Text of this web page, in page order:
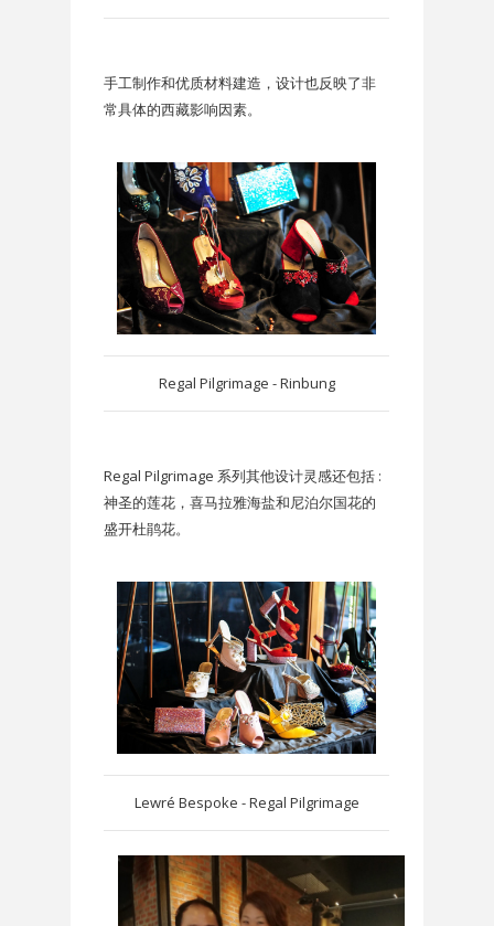
手工制作和优质材料建造，设计也反映了非
常具体的西藏影响因素。
Regal Pilgrimage - Rinbung
Regal Pilgrimage 系列其他设计灵感还包括 :
神圣的莲花，喜马拉雅海盐和尼泊尔国花的
盛开杜鹃花。
Lewré Bespoke -Regal Pilgrimage